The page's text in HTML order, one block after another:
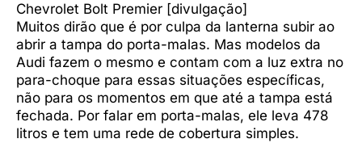
Chevrolet Bolt Premier [divulgação]
Muitos dirão que é por culpa da lanterna subir ao
abrir a tampa do porta-malas. Mas modelos da
Audi fazem o mesmo e contam com a luz extra no
para-choque para essas situações específicas,
não para os momentos em que até a tampa está
fechada. Por falar em porta-malas, ele leva 478
litros e tem uma rede de cobertura simples.